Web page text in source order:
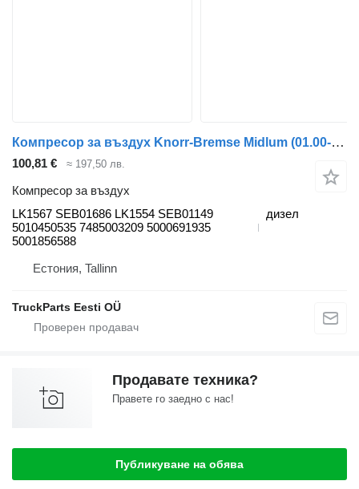
Компресор за въздух Knorr-Bremse Midlum (01.00-) LK1567 за влекач Renault Kerax, Midlum (1997-2014)
100,81 € ≈ 197,50 лв.
Компресор за въздух
LK1567 SEB01686 LK1554 SEB01149
5010450535 7485003209 5000691935
5001856588
дизел
Естония, Tallinn
TruckParts Eesti OÜ
Продавате техника?
Правете го заедно с нас!
Публикуване на обява